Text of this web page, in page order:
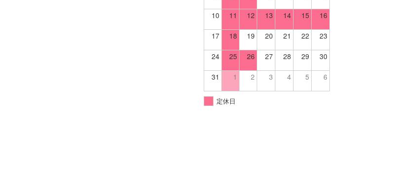
10 11 12 13 14 15 16
17 18 19 20 21 22 23
24 25 26 27 28 29 30
31 1 2 3 4 5 6
定休日